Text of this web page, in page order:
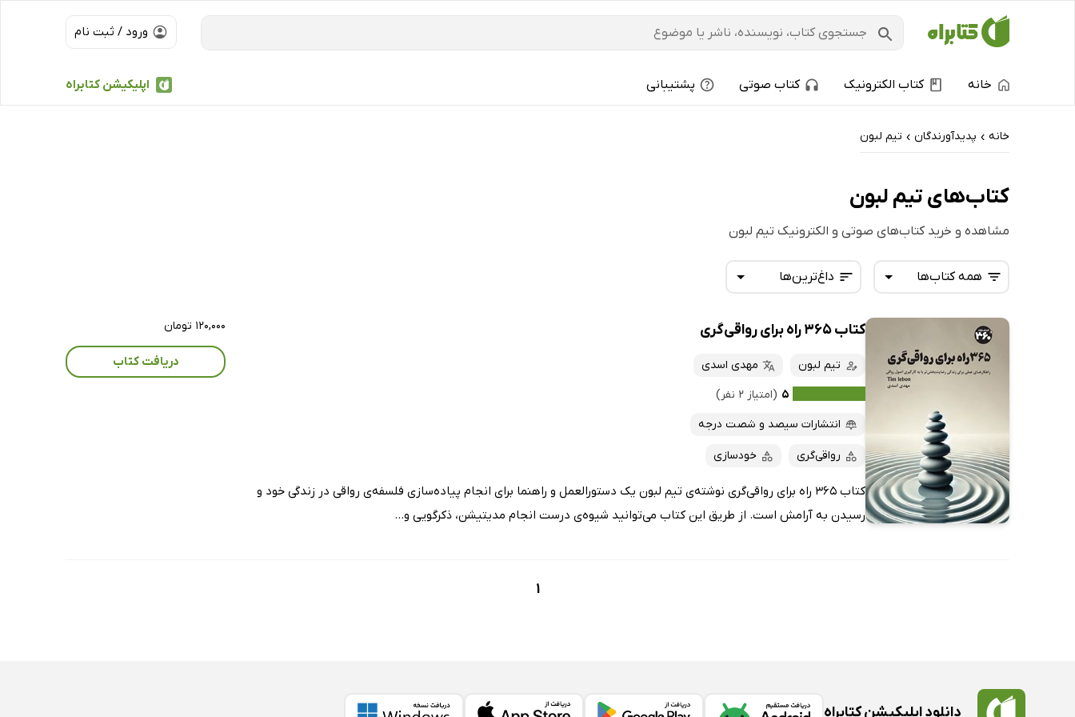
ورود / ثبت نام
اپلیکیشن کتابراه خانه کتاب الکترونیک کتاب صوتی پشتیبانی
خانه › پدیدآورندگان › تیم لبون
کتاب‌های تیم لبون
مشاهده و خرید کتاب‌های صوتی و الکترونیک تیم لبون
داغ‌ترین‌ها
تازه‌ها
داغ‌ترین‌ها
پربحث‌ها
ارزان ترین‌ها
همه کتاب‌ها
همه کتاب‌ها
کتاب‌های صوتی
کتاب 365 راه برای رواقی‌گری
تیم لبون
مهدی اسدی
۵ (امتیاز ۲ نفر)
انتشارات سیصد و شصت درجه
رواقی‌گری خودسازی
کتاب 365 راه برای رواقی‌گری نوشته‌ی تیم لبون یک دستورالعمل و راهنما برای انجام پیاده‌سازی فلسفه‌ی رواقی در زندگی خود و
رسیدن به آرامش است. از طریق این کتاب می‌توانید شیوه‌ی درست انجام مدیتیشن، ذکرگویی و...
۱۲۰,۰۰۰ تومان
دریافت کتاب
1
دانلود اپلیکیشن کتابراه